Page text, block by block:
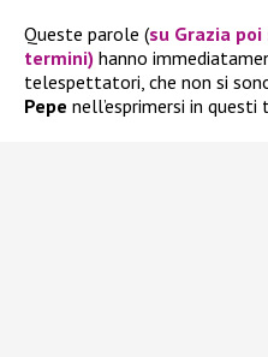
Queste parole (su Grazia poi
termini) hanno
telespettatori, che non si
Pepe nell’esprimersi in questi